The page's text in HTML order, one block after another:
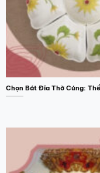
Chọn Bát Đĩa Thờ Cúng: